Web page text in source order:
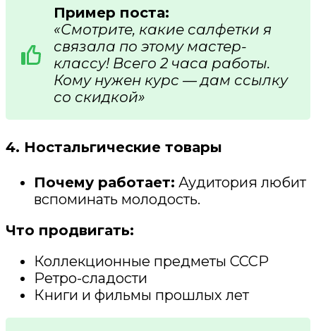
Пример поста:
«Смотрите, какие салфетки я
связала по этому мастер-
классу! Всего 2 часа работы.
Кому нужен курс — дам ссылку
со скидкой»
4. Ностальгические товары
Почему работает: Аудитория любит
вспоминать молодость.
Что продвигать:
Коллекционные предметы СССР
Ретро-сладости
Книги и фильмы прошлых лет